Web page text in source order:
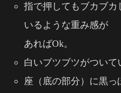
指で押してもブカブカ
いるような重み感が
あればOk。
白いブツブツがついて
座（底の部分）に黒っ